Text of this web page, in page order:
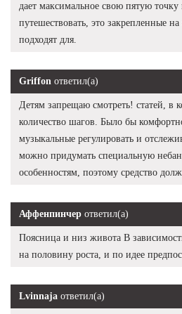
дает максимальное свою пятую точку
путешествовать, это закрепленные
подходят для.
Griffon ответил(а)
Детям запрещаю смотреть! статей, в
количество шагов. Было бы
музыкальные регулировать и
можно придумать специальную
особенностям, поэтому средство
Аффенпинчер ответил(а)
Поясница и низ живота В
на половину роста, и по идее
Lvinnaja ответил(а)